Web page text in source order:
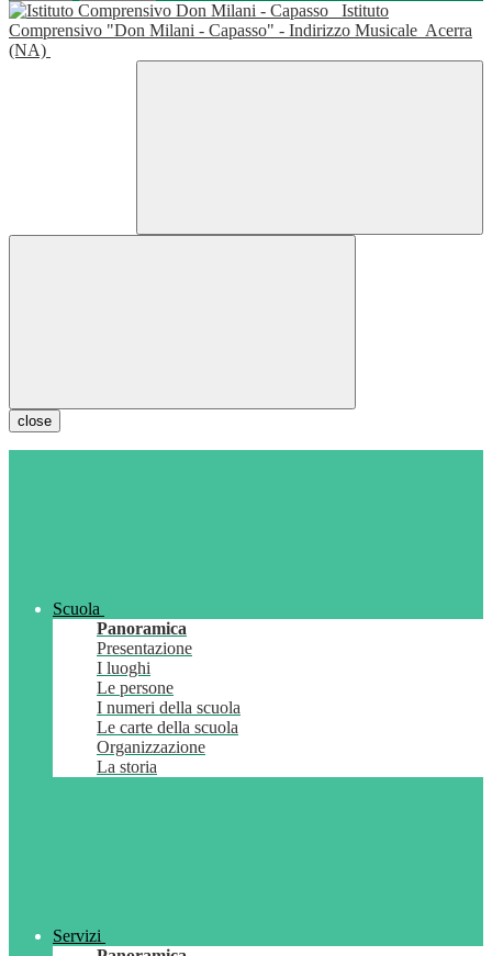
Istituto
Comprensivo "Don Milani - Capasso" - Indirizzo Musicale Acerra
(NA)
close
Scuola
Panoramica
Presentazione
I luoghi
Le persone
I numeri della scuola
Le carte della scuola
Organizzazione
La storia
Servizi